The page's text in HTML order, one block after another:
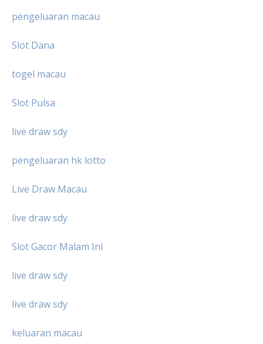
pengeluaran macau
Slot Dana
togel macau
Slot Pulsa
live draw sdy
pengeluaran hk lotto
Live Draw Macau
live draw sdy
Slot Gacor Malam Ini
live draw sdy
live draw sdy
keluaran macau